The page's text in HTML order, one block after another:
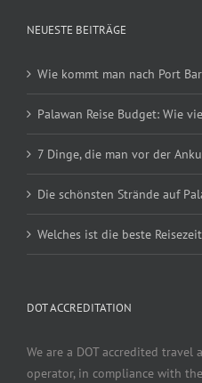
NEUESTE BEITRÄGE
Wie kommt man nach Port
Palawan Reise Budget: Wie
7 Dinge, die man vor der
Die schönsten Strände auf
Welches ist die beste
DOT ACCREDITATION
We are a DOT accredited
operator, in compliance with